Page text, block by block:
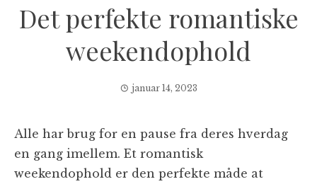
Det perfekte romantiske
weekendophold
januar 14, 2023
Alle har brug for en pause fra deres hverdag
en gang imellem. Et romantisk
weekendophold er den perfekte måde at